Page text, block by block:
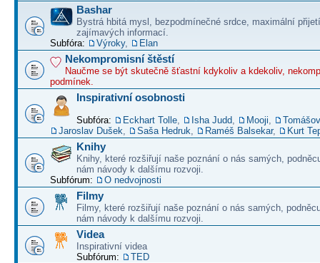
Bashar
Bystrá hbitá mysl, bezpodmínečné srdce, maximální
zajímavých informací.
Subfóra:
Výroky, Elan
Nekompromisní štěstí
Naučme se být skutečně šťastní kdykoliv a kdekoliv,
podmínek.
Inspirativní osobnosti
Subfóra: Eckhart Tolle Isha Judd Mooji
Jaroslav Dušek
Saša Hedruk Raméš Balsekar, Kurt
Knihy
Knihy, které rozšiřují naše poznání o nás samých,
nám návody k dalšímu rozvoji.
Subfórum:
O nedvojnosti
Filmy
Filmy, které rozšiřují naše poznání o nás samých,
nám návody k dalšímu rozvoji.
Videa
Inspirativní videa
Subfórum:
TED